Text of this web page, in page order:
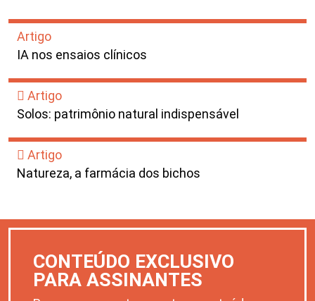
Artigo
IA nos ensaios clínicos
Artigo
Solos: patrimônio natural indispensável
Artigo
Natureza, a farmácia dos bichos
CONTEÚDO EXCLUSIVO
PARA ASSINANTES